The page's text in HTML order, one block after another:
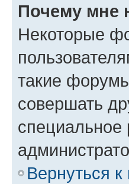
Почему мне
Некоторые
такие
совершать
Вернуться к